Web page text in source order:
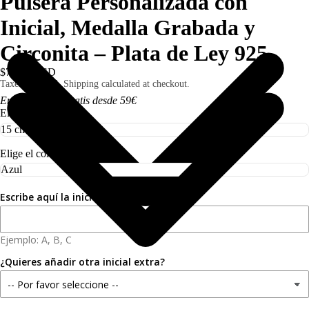
Inicial, Medalla Grabada y
Circonita – Plata de Ley 925
$71.00 USD
Taxes included. Shipping calculated at checkout.
Envío 3,50€ I Gratis desde 59€
Elige la talla
Elige el color de la circonita
Escribe aquí la inicial que quieres
Ejemplo: A, B, C
¿Quieres añadir otra inicial extra?